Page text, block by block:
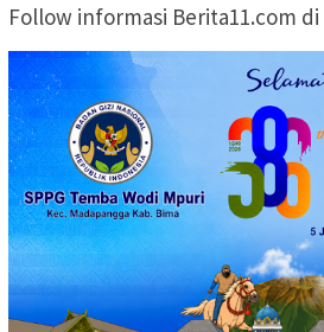
Follow informasi Berita11.com di